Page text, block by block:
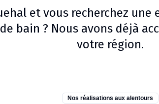
et vous recherchez une
bain ? Nous avons déjà
votre région.
Nos réalisations aux alentours